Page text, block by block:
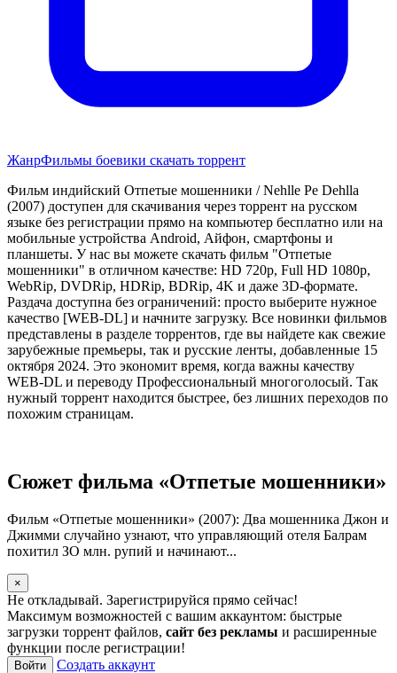
ЖанрФильмы боевики скачать торрент
Фильм индийский Отпетые мошенники / Nehlle Pe Dehlla
(2007) доступен для скачивания через торрент на русском
языке без регистрации прямо на компьютер бесплатно или на
мобильные устройства Android, Айфон, смартфоны и
планшеты. У нас вы можете скачать фильм "Отпетые
мошенники" в отличном качестве: HD 720p, Full HD 1080p,
WebRip, DVDRip, HDRip, BDRip, 4K и даже 3D-формате.
Раздача доступна без ограничений: просто выберите нужное
качество [WEB-DL] и начните загрузку. Все новинки фильмов
представлены в разделе торрентов, где вы найдете как свежие
зарубежные премьеры, так и русские ленты, добавленные 15
октября 2024. Это экономит время, когда важны качеству
WEB-DL и переводу Профессиональный многоголосый. Так
нужный торрент находится быстрее, без лишних переходов по
похожим страницам.
Сюжет фильма «Отпетые мошенники»
Фильм «Отпетые мошенники» (2007): Два мошенника Джон и
Джимми случайно узнают, что управляющий отеля Балрам
похитил ЗО млн. рупий и начинают...
×
Не откладывай. Зарегистрируйся прямо сейчас!
Максимум возможностей с вашим аккаунтом: быстрые
загрузки торрент файлов, сайт без рекламы и расширенные
функции после регистрации!
Войти Создать аккаунт